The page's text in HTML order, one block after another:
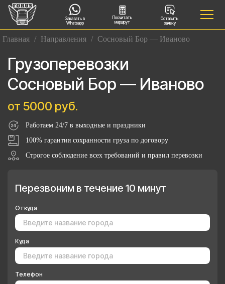
Заказать в
Whatsapp
Посчитать
маршрут
Оставить
заявку
Главная / Направления / Сосновый Бор — Иваново
Грузоперевозки
Сосновый Бор — Иваново
от 5000 руб.
Работаем 24/7 в выходные и праздники
100% гарантия сохранности груза по договору
Строгое соблюдение всех требований и правил перевозки
Перезвоним в течение 10 минут
Откуда
Куда
Телефон